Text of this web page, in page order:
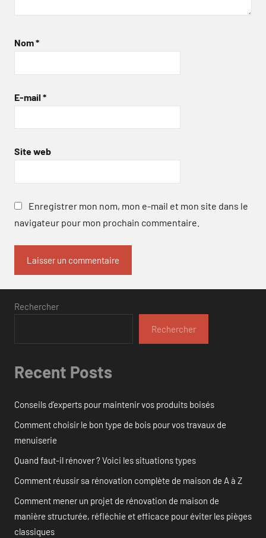
Nom*
E-mail *
Site web
Enregistrer mon nom, mon e-mail et mon site dans le
navigateur pour mon prochain commentaire.
Rechercher
Rechercher
Recent Posts
Conseils d’experts pour maintenir vos produits boisés
Comment choisir le bon type de bois pour vos travaux de
menuiserie
Quand faut-il rénover ? Voici les situations types
Comment réussir sa rénovation complète de maison de A à Z
Comment mener un projet de rénovation de maison de
manière structurée, réfléchie et efficace pour éviter les pièges
classiques